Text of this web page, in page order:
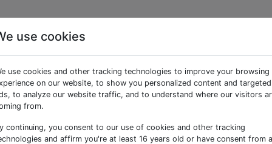
Fragen
"Entpacken" oder eine Aktion zum Entpacken.
um eine .tar.gz-Datei zu entpacken /
use cookies
use cookies and other tracking technologies to improve your browsing
on our website, to show you personalized content and targeted
to analyze our website traffic, and to understand where our visitors
from.
continuing, you consent to our use of cookies and other tracking
and affirm you're at least 16 years old or have consent from a